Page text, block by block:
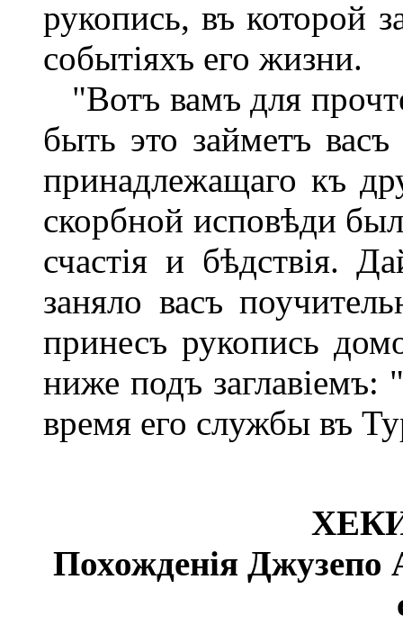
рукопись, въ которой
событіяхъ его жизни.
"Вотъ вамъ для
быть это займетъ
принадлежащаго къ
скорбной исповѣди
счастія и бѣдствія.
заняло васъ
принесъ рукопись
ниже подъ
время его службы въ
Похожденія Джузепо